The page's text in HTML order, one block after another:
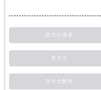
劳力士保养
劳力士
劳力士配件